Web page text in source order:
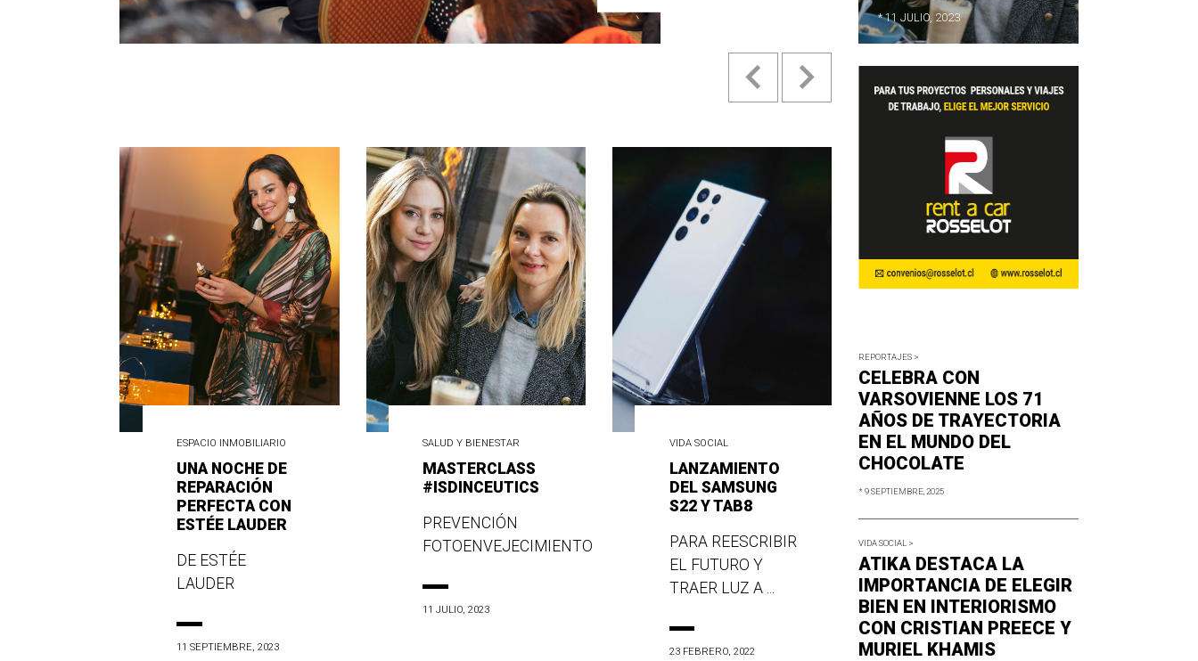
Previous Next
ESPACIO INMOBILIARIO
UNA NOCHE DE
REPARACIÓN
PERFECTA CON
ESTÉE LAUDER
DE ESTÉE
LAUDER
11 SEPTIEMBRE, 2023
SALUD Y BIENESTAR
MASTERCLASS
#ISDINCEUTICS
PREVENCIÓN
FOTOENVEJECIMIENTO
11 JULIO, 2023
VIDA SOCIAL
LANZAMIENTO
DEL SAMSUNG
S22 Y TAB8
PARA REESCRIBIR
EL FUTURO Y
TRAER LUZ A ...
23 FEBRERO, 2022
* 11 JULIO, 2023
REPORTAJES >
CELEBRA CON
VARSOVIENNE LOS 71
AÑOS DE TRAYECTORIA
EN EL MUNDO DEL
CHOCOLATE
* 9 SEPTIEMBRE, 2025
VIDA SOCIAL >
ATIKA DESTACA LA
IMPORTANCIA DE ELEGIR
BIEN EN INTERIORISMO
CON CRISTIAN PREECE Y
MURIEL KHAMIS